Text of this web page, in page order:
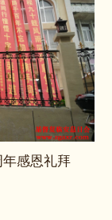
感恩礼拜